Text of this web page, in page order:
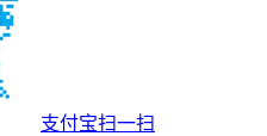
支付宝扫一扫